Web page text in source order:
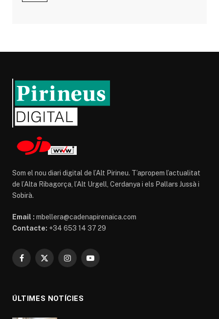
Som el nou diari digital de l’Alt Pirineu. T’apropem l’actualitat
de l’Alta Ribagorça, l’Alt Urgell, Cerdanya i els Pallars Jussà i
Sobirà.
Email : mbellera@cadenapirenaica.com
Contacte: +34 653 14 37 29
Facebook
X
InstagramYouTube
ÚLTIMES NOTÍCIES